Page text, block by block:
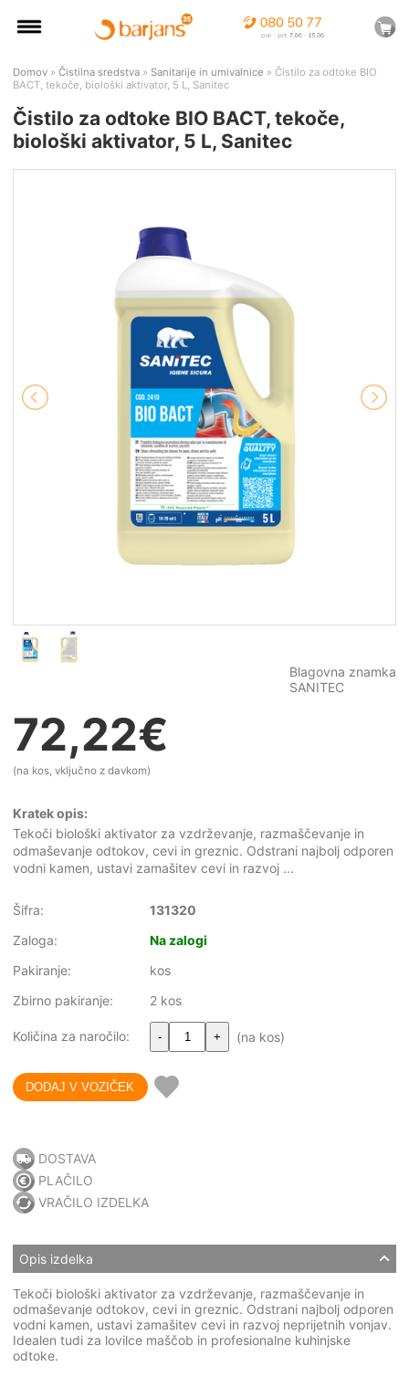
Domov » Čistilna sredstva » Sanitarije in umivalnice » Čistilo za odtoke BIO
BACT, tekoče, biološki aktivator, 5 L, Sanitec
Čistilo za odtoke BIO BACT, tekoče,
biološki aktivator, 5 L, Sanitec
Blagovna znamka
SANITEC
72,22€
(na kos, vključno z davkom)
Kratek opis:
Tekoči biološki aktivator za vzdrževanje, razmaščevanje in
odmaševanje odtokov, cevi in greznic. Odstrani najbolj odporen
vodni kamen, ustavi zamašitev cevi in razvoj ...
Šifra:
131320
Zaloga:
Na zalogi
Pakiranje:
kos
Zbirno pakiranje:
2 kos
Količina za naročilo: - + (na kos)
DOSTAVA
PLAČILO
VRAČILO IZDELKA
Opis izdelka
Tekoči biološki aktivator za vzdrževanje, razmaščevanje in
odmaševanje odtokov, cevi in greznic. Odstrani najbolj odporen
vodni kamen, ustavi zamašitev cevi in razvoj neprijetnih vonjav.
Idealen tudi za lovilce maščob in profesionalne kuhinjske
odtoke.